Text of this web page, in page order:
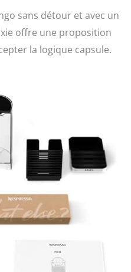
sans détour et avec un
offre une proposition
la logique capsule.